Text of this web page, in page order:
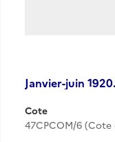
Janvier-juin 1920.
Cote
47CPCOM/6